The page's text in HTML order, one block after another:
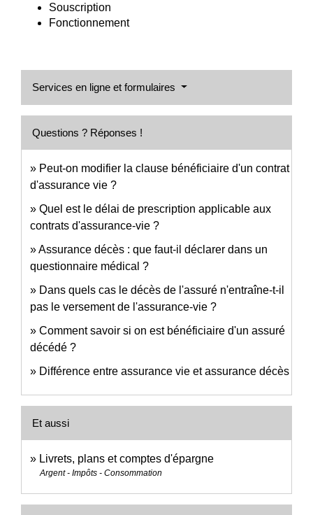
Souscription
Fonctionnement
Services en ligne et formulaires
Questions ? Réponses !
Peut-on modifier la clause bénéficiaire d'un contrat
d'assurance vie ?
Quel est le délai de prescription applicable aux
contrats d'assurance-vie ?
Assurance décès : que faut-il déclarer dans un
questionnaire médical ?
Dans quels cas le décès de l'assuré n'entraîne-t-il
pas le versement de l'assurance-vie ?
Comment savoir si on est bénéficiaire d'un assuré
décédé ?
Différence entre assurance vie et assurance décès
Et aussi
Livrets, plans et comptes d'épargne
Argent - Impôts - Consommation